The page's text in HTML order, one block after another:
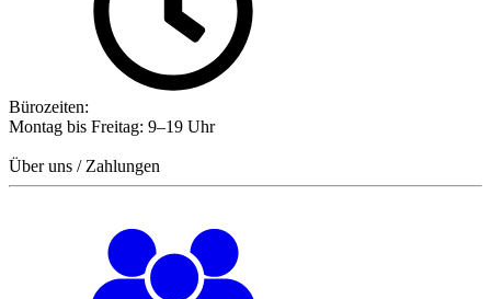
Bürozeiten:
Montag bis Freitag: 9–19 Uhr
Über uns / Zahlungen